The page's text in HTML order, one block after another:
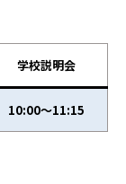
学校説明会
10:00～11:15